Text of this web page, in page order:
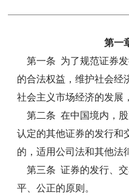
第
第一条 为了规范证券
的合法权益，维护社会经
社会主义市场经济的发展
第二条 在中国境内，
认定的其他证券的发行和
的，适用公司法和其他法
第三条 证券的发行、
平、公正的原则。